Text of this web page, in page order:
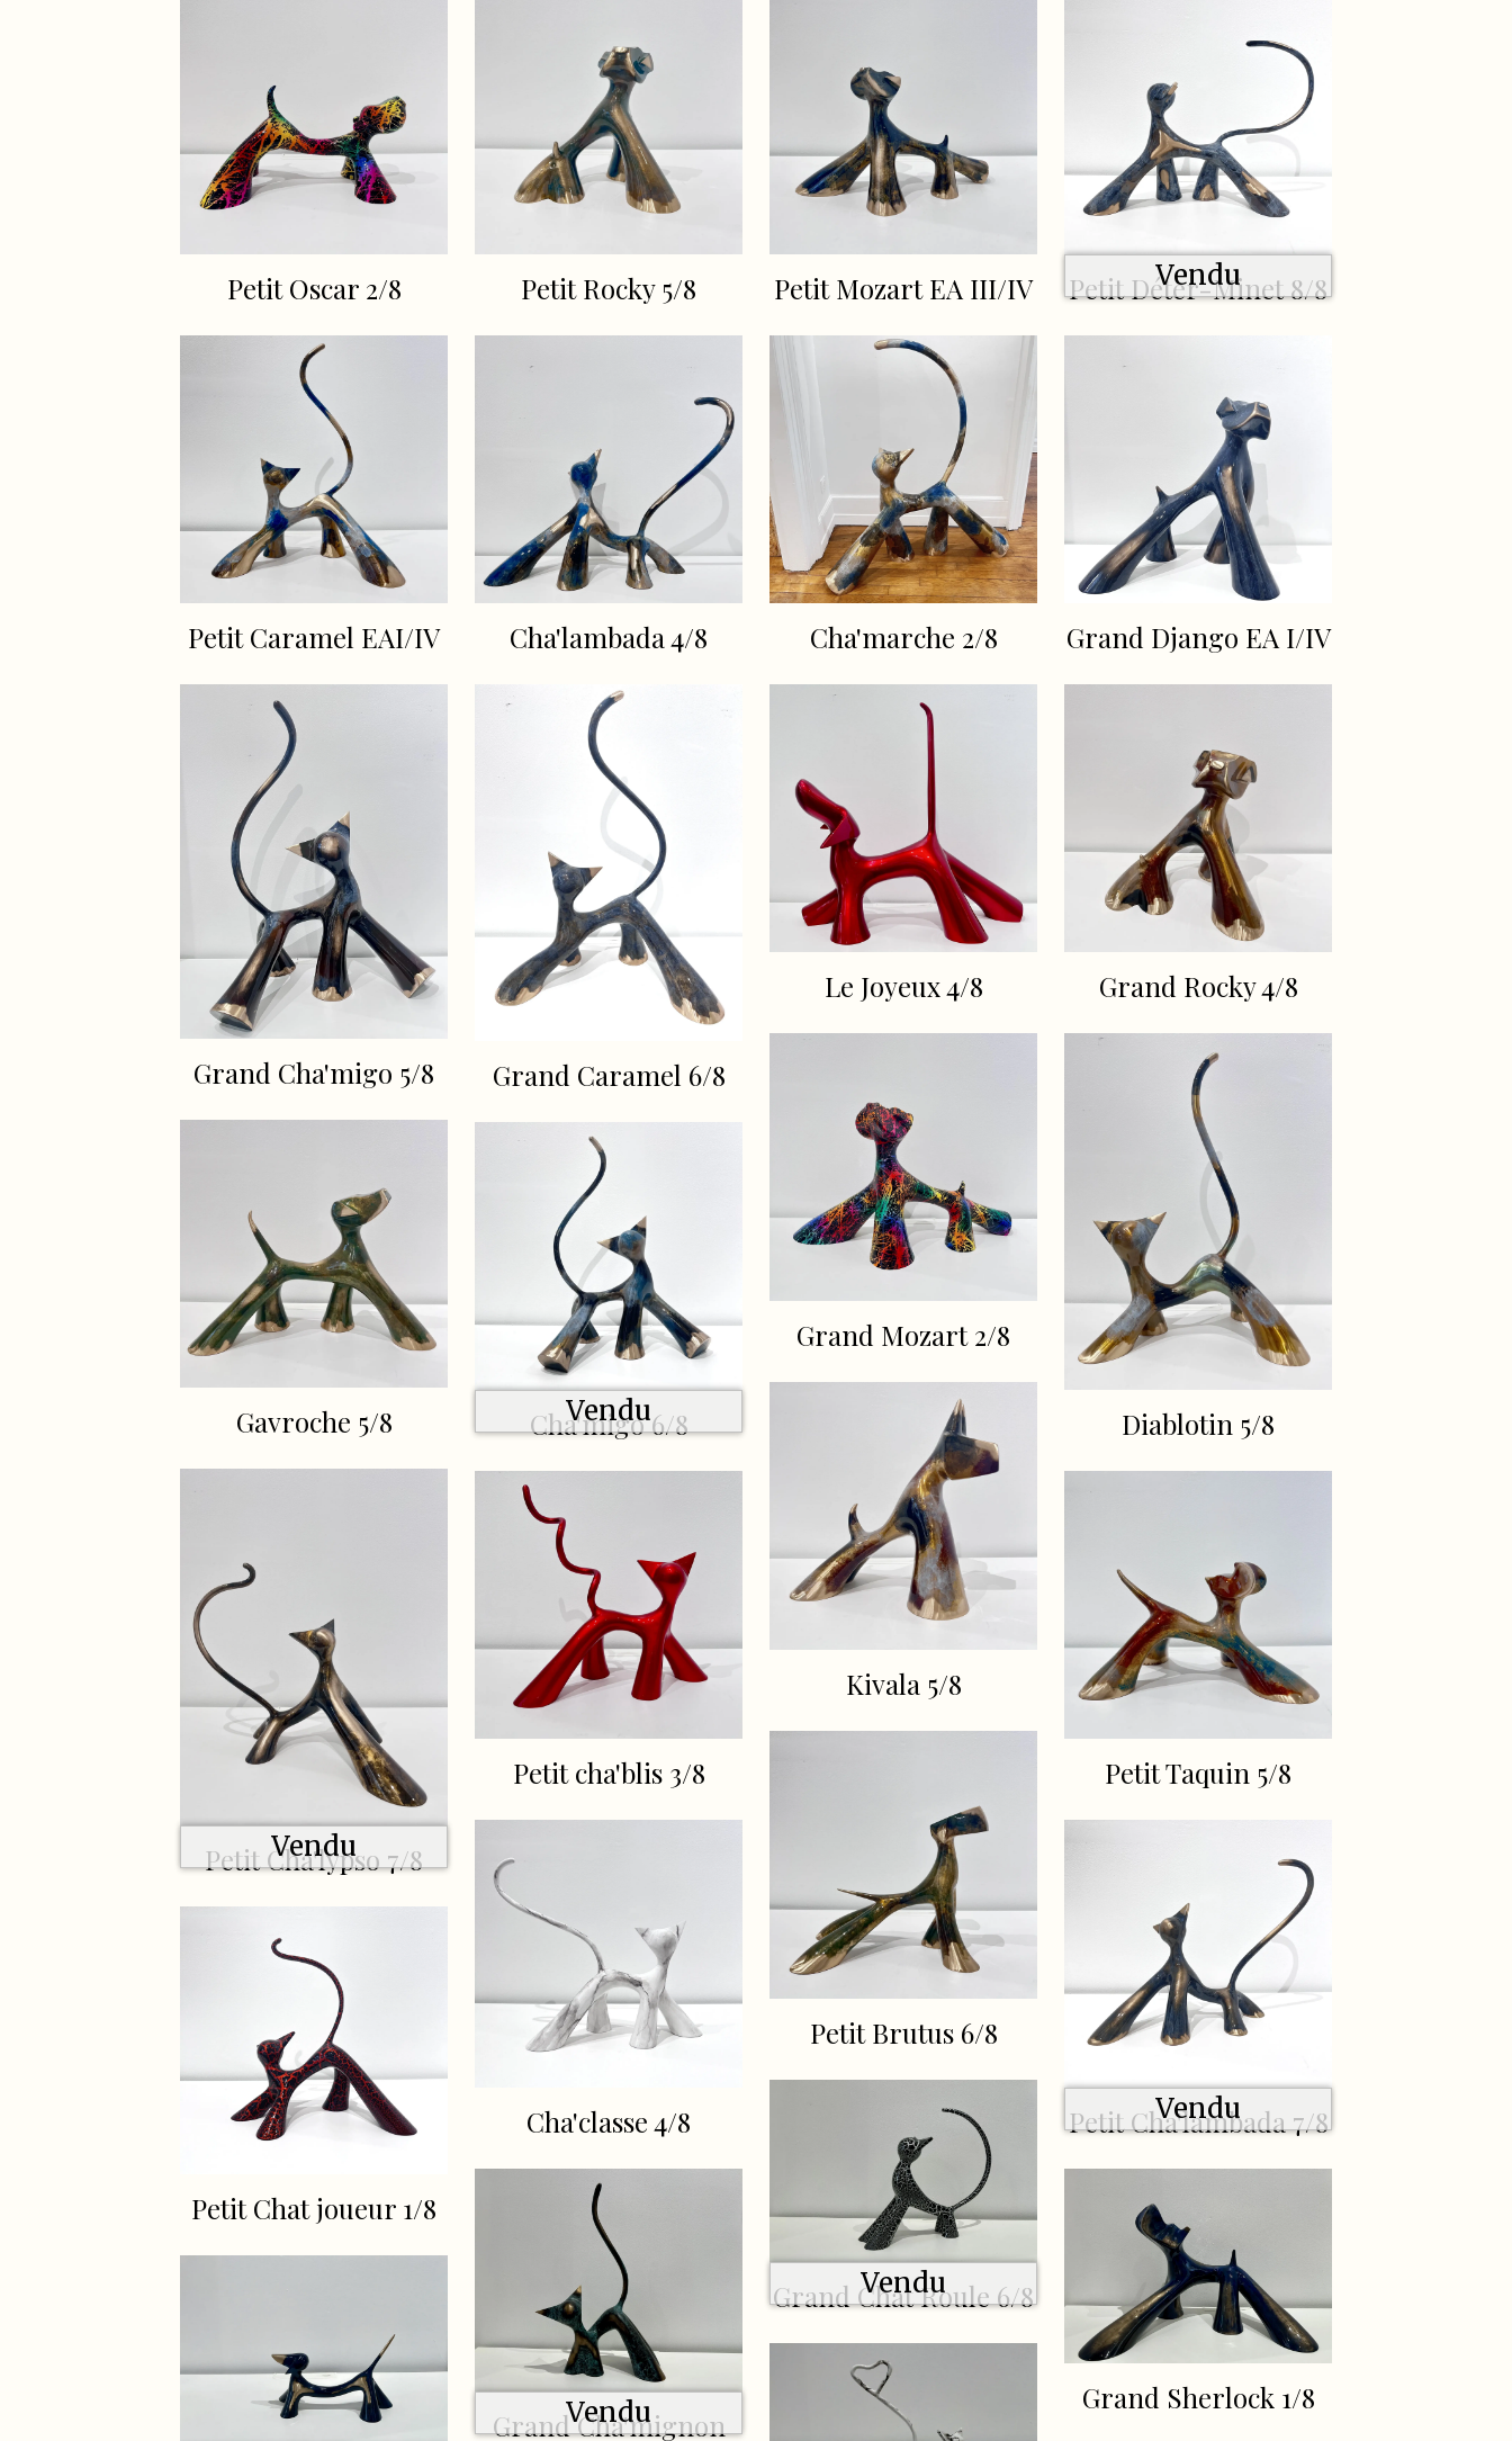
Petit Oscar 2/8 Petit Rocky 5/8 Petit Mozart EA III/IV Vendu
Petit Déter-Minet 8/8
Petit Caramel EAI/IV Cha'lambada 4/8 Cha'marche 2/8 Grand Django EA I/IV
Grand Cha'migo 5/8 Grand Caramel 6/8
Le Joyeux 4/8 Grand Rocky 4/8
Grand Mozart 2/8
Diablotin 5/8
Gavroche 5/8 Vendu
Cha'migo 6/8
Kivala 5/8
Vendu
Petit Cha'lypso 7/8
Petit cha'blis 3/8 Petit Taquin 5/8
Petit Brutus 6/8
Cha'classe 4/8 Vendu
Petit Cha'lambada 7/8
Petit Chat joueur 1/8
Vendu
Grand Chat Roule 6/8
Vendu
Grand Cha'mignon
Grand Sherlock 1/8